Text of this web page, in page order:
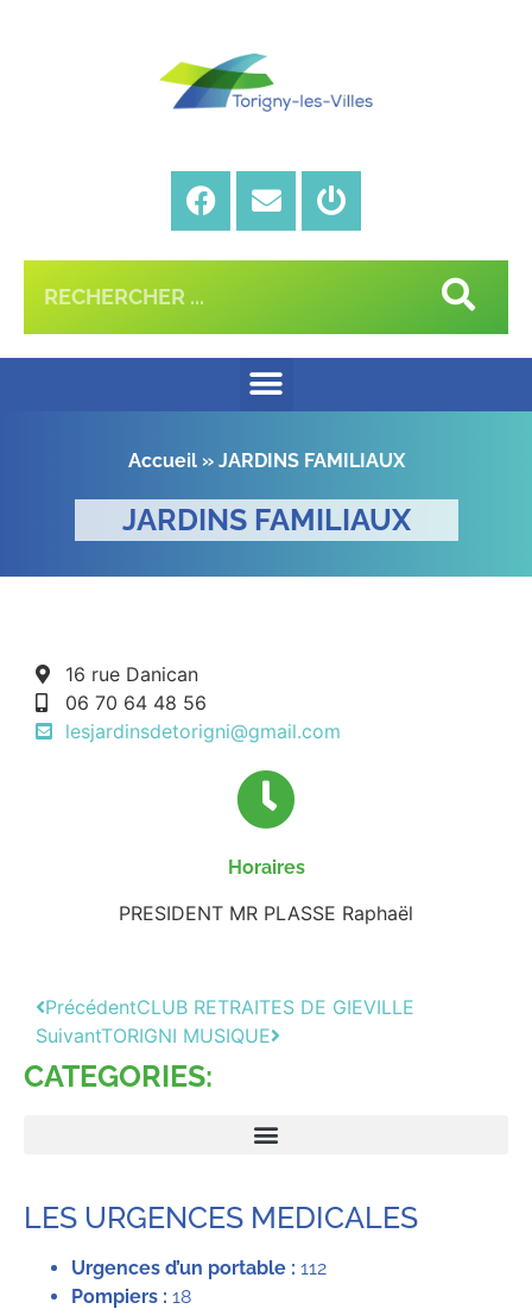
Accueil» JARDINS FAMILIAUX
JARDINS FAMILIAUX
16 rue Danican
06 70 64 48 56
lesjardinsdetorigni@gmail.com
Horaires
PRESIDENT MR PLASSE Raphaël
PrécédentCLUB RETRAITES DE GIEVILLE
SuivantTORIGNI MUSIQUE
CATEGORIES:
LES URGENCES MEDICALES
Urgences d’un portable : 112
Pompiers : 18